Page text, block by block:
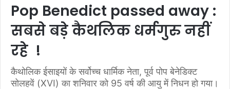
Pop Benedict passed away :
सबसे बड़े कैथलिक धर्मगुरु नहीं
रहे !
कैथोलिक ईसाइयों के सर्वोच्च धार्मिक नेता, पूर्व पोप बेनेडिक्ट
सोलहवें (XVI) का शनिवार को 95 वर्ष की आयु में निधन हो गया।